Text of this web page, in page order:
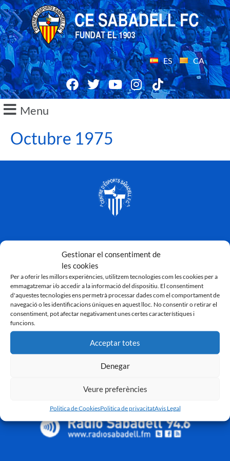
Gestionar el consentiment de
les cookies
Per a oferir les millors experiències, utilitzem tecnologies com les cookies per a
emmagatzemar i/o accedir a la informació del dispositiu. El consentiment
d'aquestes tecnologies ens permetrà processar dades com el comportament de
navegació o les identificacions úniques en aquest lloc. No consentir o retirar el
consentiment, pot afectar negativament unes certes característiques i
funcions.
Acceptar totes
Denegar
Veure preferències
Politica de CookiesPolitica de privacitatAvis Legal
ES CA
Menu
Octubre 1975